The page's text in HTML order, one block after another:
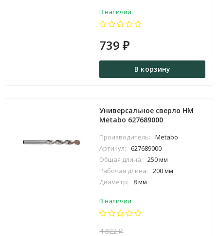
В наличии
739₽
В корзину
Универсальное сверло HM
Metabo 627689000
Производитель:
Metabo
Артикул:
627689000
Общая длина:
250 мм
Рабочая длина:
200 мм
Диаметр:
8 мм
В наличии
4 822₽